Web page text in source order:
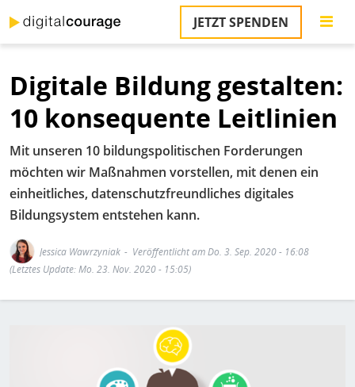
zum
Inhalt
JETZT SPENDEN
Digitale Bildung gestalten:
10 konsequente Leitlinien
Mit unseren 10 bildungspolitischen Forderungen
möchten wir Maßnahmen vorstellen, mit denen ein
einheitliches, datenschutzfreundliches digitales
Bildungsystem entstehen kann.
Jessica Wawrzyniak
Veröffentlicht am Do. 3. Sep. 2020 - 16:08
(Letztes Update: Mo. 23. Nov. 2020 - 15:05)